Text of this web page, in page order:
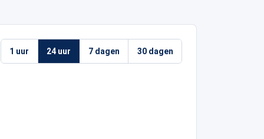
1 uur 24 uur 7 dagen 30 dagen